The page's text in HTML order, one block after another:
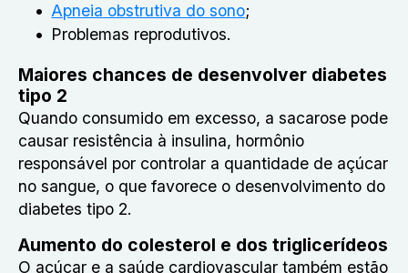
Apneia obstrutiva do sono;
Problemas reprodutivos.
Maiores chances de desenvolver diabetes
tipo 2
Quando consumido em excesso, a sacarose pode
causar resistência à insulina, hormônio
responsável por controlar a quantidade de açúcar
no sangue, o que favorece o desenvolvimento do
diabetes tipo 2.
Aumento do colesterol e dos triglicerídeos
O açúcar e a saúde cardiovascular também estão